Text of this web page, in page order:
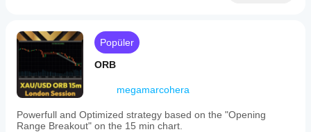
Popüler
ORB
megamarcohera
Powerfull and Optimized strategy based on the "Opening
Range Breakout" on the 15 min chart.